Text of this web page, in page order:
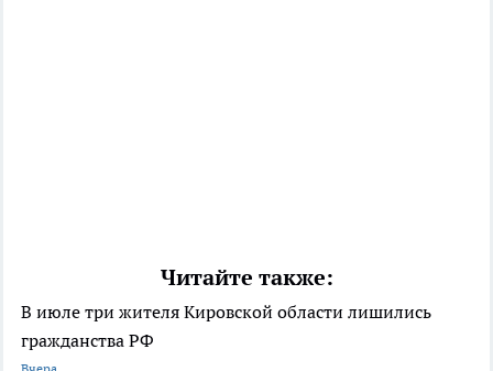
Читайте также:
В июле три жителя Кировской области лишились
гражданства РФ